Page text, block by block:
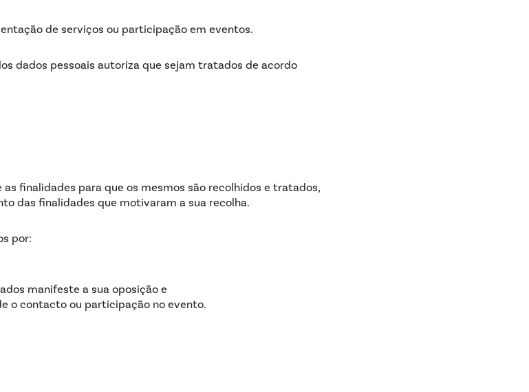
de serviços ou participação em eventos.
dados pessoais autoriza que sejam tratados de acordo
finalidades para que os mesmos são recolhidos e tratados,
das finalidades que motivaram a sua recolha.
por:
manifeste a sua oposição e
o contacto ou participação no evento.